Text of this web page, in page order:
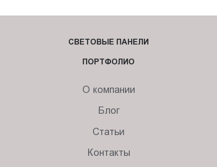
СВЕТОВЫЕ ПАНЕЛИ
ПОРТФОЛИО
О компании
Блог
Статьи
Контакты